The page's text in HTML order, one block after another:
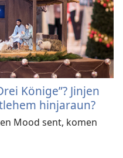
Könige”? Jinjen
hinjaraun?
Mood sent, komen